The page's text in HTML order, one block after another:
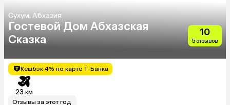
Сухум, Абхазия
Гостевой Дом Абхазская
Сказка
10
5 отзывов
Кешбэк 4% по карте Т-Банка
23 км
Отзывы за этот год